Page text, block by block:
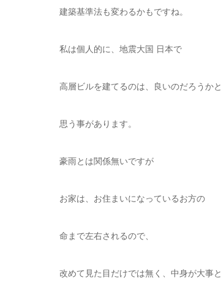
建築基準法も変わるかもですね。
私は個人的に、地震大国 日本で
高層ビルを建てるのは、良いのだろうかと
思う事があります。
豪雨とは関係無いですが
お家は、お住まいになっているお方の
命まで左右されるので、
改めて見た目だけでは無く、中身が大事と